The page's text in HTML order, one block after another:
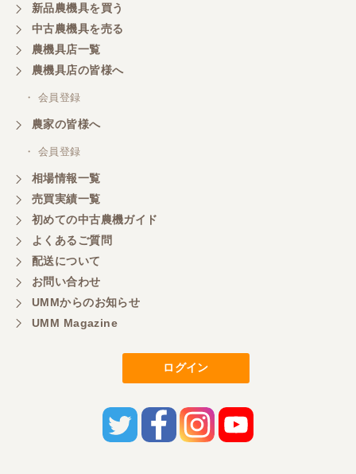
岐阜県／横倉林
ありがとうございます
岐阜県／横倉林
ありがとうございます
岐阜県／横倉林
ありがとうございます
岐阜県／横倉林
ありがとうございます
新品農機具を買う
中古農機具を売る
農機具店一覧
農機具店の皆様へ
・ 会員登録
農家の皆様へ
・ 会員登録
相場情報一覧
売買実績一覧
初めての中古農機ガイド
よくあるご質問
配送について
お問い合わせ
UMMからのお知らせ
UMM Magazine
ログイン